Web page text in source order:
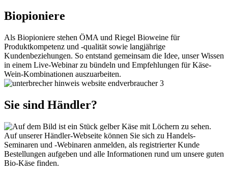
Biopioniere
Als Biopioniere stehen ÖMA und Riegel Bioweine für
Produktkompetenz und -qualität sowie langjährige
Kundenbeziehungen. So entstand gemeinsam die Idee, unser Wissen
in einem Live-Webinar zu bündeln und Empfehlungen für Käse-
Wein-Kombinationen auszuarbeiten.
Sie sind Händler?
Auf unserer Händler-Webseite können Sie sich zu Handels-
Seminaren und -Webinaren anmelden, als registrierter Kunde
Bestellungen aufgeben und alle Informationen rund um unsere guten
Bio-Käse finden.